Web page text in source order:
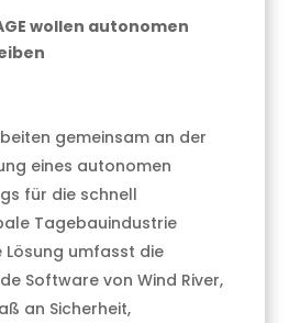
wollen autonomen
gemeinsam an der
eines autonomen
für die schnell
Tagebauindustrie
Lösung umfasst die
Software von Wind River,
an Sicherheit,